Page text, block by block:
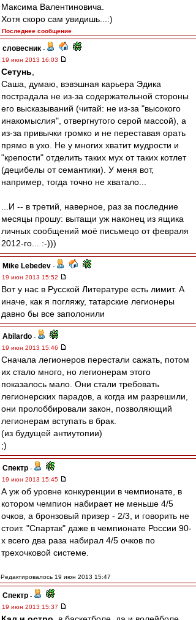
Максима Валентиновича.
Хотя скоро сам увидишь...:)
Последнее сообщение
словесник -
19 июн 2013 16:03
Сетунь
Саша, думаю, вэвэшная карьера Эдика
пострадала не из-за содержательной стороны
его высказываний (читай: не из-за "высокого
инакомыслия", отвергнутого серой массой), а
из-за привычки громко и не переставая орать
прямо в ухо. Не у многих хватит мудрости и
"крепости" отделить таких мух от таких котлет
(децибелы от семантики). У меня вот,
например, тогда точно не хватало...
...И -- в третий, наверное, раз за последние
месяцы прошу: вытащи уж наконец из ящика
личных сообщений моё письмецо от февраля
2012-го... :-)))
Mike Lebedev -
19 июн 2013 15:52
Вот у нас в Русской Литературе есть лимит. А
иначе, как я погляжу, татарские легионеры
давно бы все заполонили
Abilardo -
19 июн 2013 15:46
Сначала легионеров перестали сажать, потом
их стало много, но легионерам этого
показалось мало. Они стали требовать
легионерских парадов, а когда им разрешили,
они пролоббировали закон, позволяющий
легионерам вступать в брак.
(из будущей антиутопии)
;)
Спектр -
19 июн 2013 15:45
А уж об уровне конкуренции в чемпионате, в
котором чемпион набирает не меньше 4/5
очков, а бронзовый призер - 2/3, и говорить не
стоит. "Спартак" даже в чемпионате России 90-
х всего два раза набирал 4/5 очков по
трехочковой системе.
Редактировалось 19 июн 2013 15:47
Спектр -
19 июн 2013 15:37